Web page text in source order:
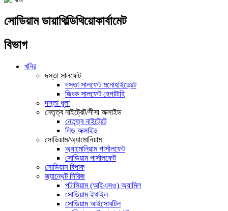
সোডিয়াম ডায়াথিল্ডিথিয়োকার্বামেট
বিভাগ
খনির
দস্তা সালফেট
দস্তা সালফেট মনোহাইড্রেট
জিংক সালফেট হেপাটাহি
দস্তা ধুলা
নেতৃত্ব নাইট্রেট/সীসা অক্সাইড
নেতৃত্ব নাইট্রেট
লিড অক্সাইড
সোডিয়াম/অ্যামোনিয়াম
অ্যামোনিয়াম পার্সালফেট
সোডিয়াম পার্সালফেট
সোডিয়াম বিপাক
জ্যান্থেট সিরিজ
পটাসিয়াম (আইএসও) অ্যামিল
সোডিয়াম ইথাইল
সোডিয়াম আইসোবটিল